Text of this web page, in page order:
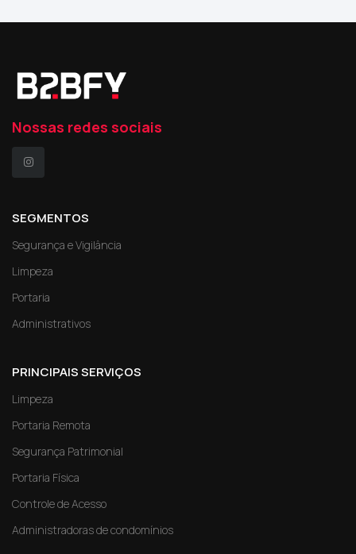
Nossas redes sociais
SEGMENTOS
Segurança e Vigilância
Limpeza
Portaria
Administrativos
PRINCIPAIS SERVIÇOS
Limpeza
Portaria Remota
Segurança Patrimonial
Portaria Física
Controle de Acesso
Administradoras de condomínios